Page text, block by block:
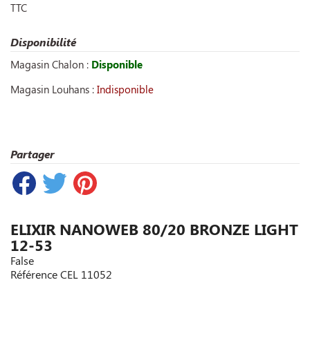
TTC
Disponibilité
Magasin Chalon : Disponible
Magasin Louhans : Indisponible
Partager
ELIXIR NANOWEB 80/20 BRONZE LIGHT
12-53
False
RéférenceCEL 11052